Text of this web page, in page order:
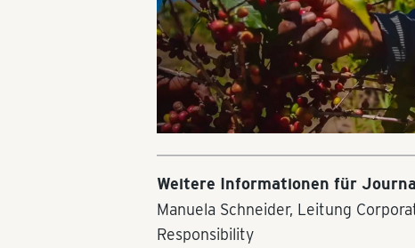
Weitere Informationen für
Manuela Schneider, Leitung
Responsibility